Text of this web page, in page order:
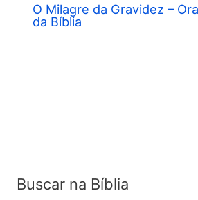
O Milagre da Gravidez –
da Bíblia
Buscar na Bíblia